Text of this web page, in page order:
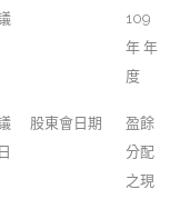
109
年 年
度
股東會日期
盈餘
分配
之現